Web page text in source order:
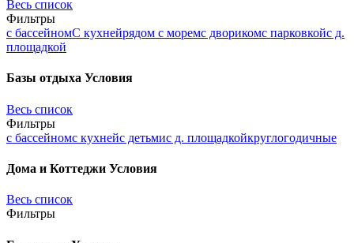
Весь список
Фильтры
с бассейномС кухнейрядом с моремс дворикомс парковкойс д.
площадкой
Базы отдыха Условия
Весь список
Фильтры
с бассейномс кухнейс детьмис д. площадкойкруглогодичные
Дома и Коттеджи Условия
Весь список
Фильтры